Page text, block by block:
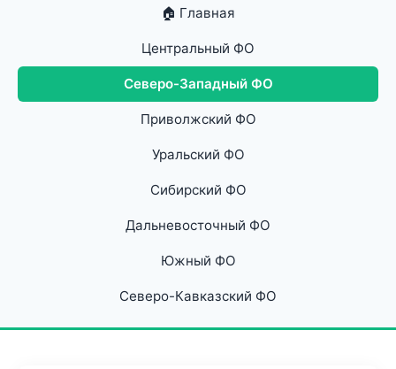
🏠 Главная
Центральный ФО
Северо-Западный ФО
Приволжский ФО
Уральский ФО
Сибирский ФО
Дальневосточный ФО
Южный ФО
Северо-Кавказский ФО